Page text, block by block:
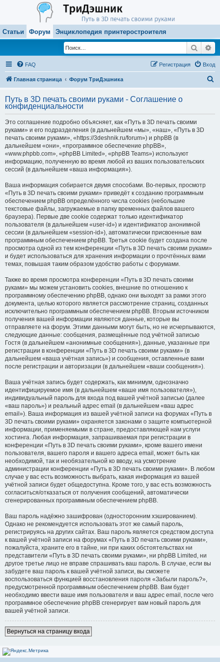
Статьи Форум Энциклопедия принтеростроителя
Поиск
FAQ Вход
Регистрация
Главная страница Форум ТриДэшника
с
Путь в 3D печать своими руками - Соглашение о
конфиденциальности
Это соглашение подробно объясняет, как «Путь в 3D печать своими
руками» и его подразделения (в дальнейшем «мы», «наш», «Путь в 3D
печать своими руками», «https://3deshnik.ru/forum») и phpBB (в
дальнейшем «они», «программное обеспечение phpBB»,
«www.phpbb.com», «phpBB Limited», «phpBB Teams») используют
информацию, полученную во время любой из ваших пользовательских
сессий (в дальнейшем «ваша информация»).
Ваша информация собирается двумя способами. Во-первых, просмотр
«Путь в 3D печать своими руками» приведёт к созданию программным
обеспечением phpBB определённого числа cookies (небольшие
текстовые файлы, загружаемые в папку временных файлов вашего
браузера). Первые две cookie содержат только идентификатор
пользователя (в дальнейшем «user-id») и идентификатор анонимной
сессии (в дальнейшем «session-id»), автоматически присвоенные вам
программным обеспечением phpBB. Третья cookie будет создана после
просмотра одной из тем конференции «Путь в 3D печать своими руками»
и будет использоваться для хранения информации о прочтённых вами
темах, повышая таким образом удобство работы с форумами.
Также во время просмотра конференции «Путь в 3D печать своими
руками» мы можем установить cookies, внешние по отношению к
программному обеспечению phpBB, однако они выходят за рамки этого
документа, целью которого является рассмотрение страниц, созданных
исключительно программным обеспечением phpBB. Вторым источником
получения вашей информации являются данные, которые вы
отправляете на форум. Этими данными могут быть, но не исчерпываются,
следующие данные: сообщения, размещённые под учётной записью
Гостя (в дальнейшем «анонимные сообщения»), данные, указанные при
регистрации в конференции «Путь в 3D печать своими руками» (в
дальнейшем «ваша учётная запись») и сообщения, оставленные вами
после регистрации и авторизации (в дальнейшем «ваши сообщения»).
Ваша учётная запись будет содержать, как минимум, однозначно
идентифицируемое имя (в дальнейшем «ваше имя пользователя»),
индивидуальный пароль для входа под вашей учётной записью (далее
«ваш пароль») и реальный адрес email (в дальнейшем «ваш адрес
email»). Ваша информация из вашей учётной записи на форумах «Путь в
3D печать своими руками» охраняется законами о защите компьютерной
информации, применяемыми в стране, предоставляющей нам услуги
хостинга. Любая информация, запрашиваемая при регистрации в
конференции «Путь в 3D печать своими руками», кроме вашего имени
пользователя, вашего пароля и вашего адреса email, может быть как
необходимой, так и необязательной ко вводу, на усмотрение
администрации конференции «Путь в 3D печать своими руками». В любом
случае у вас есть возможность выбрать, какая информация из вашей
учётной записи будет общедоступна. Кроме того, у вас есть возможность
согласиться/отказаться от получения сообщений, автоматически
сгенерированных программным обеспечением phpBB.
Ваш пароль надёжно зашифрован (односторонним хэшированием).
Однако не рекомендуется использовать этот же самый пароль,
регистрируясь на других сайтах. Ваш пароль является средством доступа
к вашей учётной записи на форумах «Путь в 3D печать своими руками»,
пожалуйста, храните его в тайне, ни при каких обстоятельствах ни
представители «Путь в 3D печать своими руками», ни phpBB Limited, ни
другое третье лицо не вправе спрашивать ваш пароль. В случае, если вы
забудете ваш пароль к вашей учётной записи, вы сможете
воспользоваться функцией восстановления пароля «Забыли пароль?»,
предусмотренной программным обеспечением phpBB. Вам будет
необходимо ввести ваше имя пользователя и ваш адрес email, после чего
программное обеспечение phpBB сгенерирует вам новый пароль для
вашей учётной записи.
Вернуться на страницу входа